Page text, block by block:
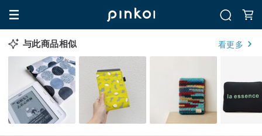
与此商品相似 看更多